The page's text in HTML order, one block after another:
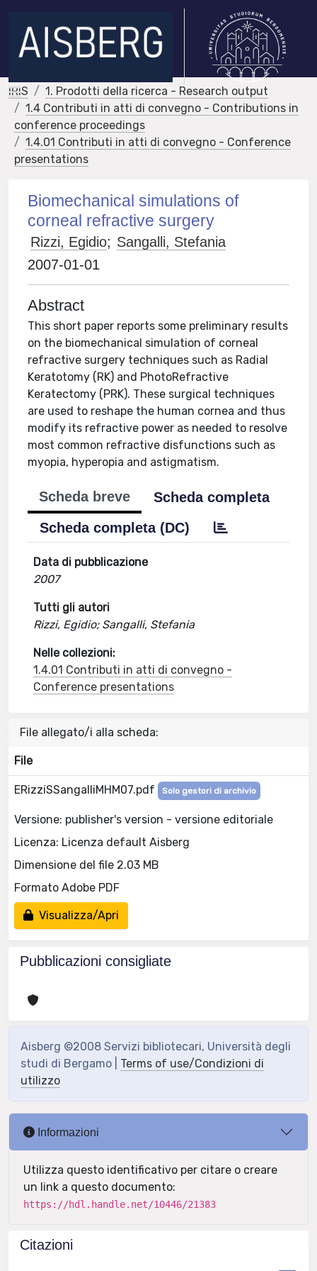
IRIS
1. Prodotti della ricerca - Research output
1.4 Contributi in atti di convegno - Contributions in
conference proceedings
1.4.01 Contributi in atti di convegno - Conference
presentations
Biomechanical simulations of
corneal refractive surgery
Rizzi, Egidio; Sangalli, Stefania
2007-01-01
Abstract
This short paper reports some preliminary results
on the biomechanical simulation of corneal
refractive surgery techniques such as Radial
Keratotomy (RK) and PhotoRefractive
Keratectomy (PRK). These surgical techniques
are used to reshape the human cornea and thus
modify its refractive power as needed to resolve
most common refractive disfunctions such as
myopia, hyperopia and astigmatism.
Scheda breve
Scheda completa
Scheda completa (DC)
Data di pubblicazione
2007
Tutti gli autori
Rizzi, Egidio; Sangalli, Stefania
Nelle collezioni:
1.4.01 Contributi in atti di convegno -
Conference presentations
File allegato/i alla scheda:
File
ERizziSSangalliMHM07.pdf Solo gestori di archivio
Versione: publisher's version - versione editoriale
Licenza: Licenza default Aisberg
Dimensione del file 2.03 MB
Formato Adobe PDF
Visualizza/Apri
Pubblicazioni consigliate
Aisberg ©2008 Servizi bibliotecari, Università degli
studi di Bergamo | Terms of use/Condizioni di
utilizzo
Informazioni
Utilizza questo identificativo per citare o creare
un link a questo documento:
https://hdl.handle.net/10446/21383
Citazioni